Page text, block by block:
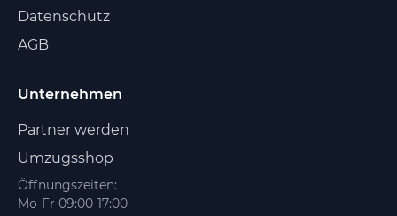
Datenschutz
AGB
Unternehmen
Partner werden
Umzugsshop
Öffnungszeiten:
Mo-Fr 09:00-17:00